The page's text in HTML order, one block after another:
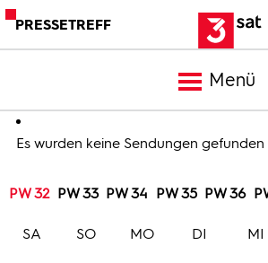
PRESSETREFF
Menü
Meldungen
Programm
Es wurden keine Sendungen gefunden
PW 32 PW 33 PW 34 PW 35 PW 36
SA SO MO DI MI